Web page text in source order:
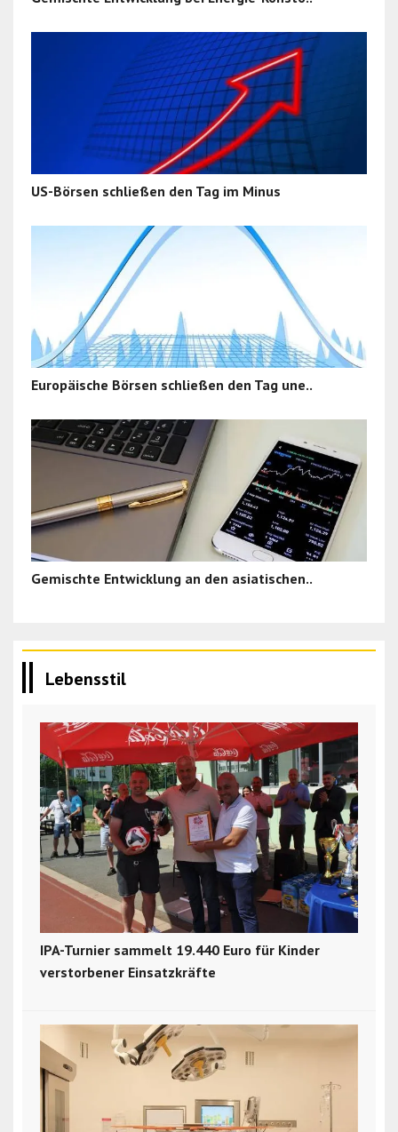
US-Börsen schließen den Tag im Minus
Europäische Börsen schließen den Tag une..
Gemischte Entwicklung an den asiatischen..
Lebensstil
IPA-Turnier sammelt 19.440 Euro für Kinder
verstorbener Einsatzkräfte